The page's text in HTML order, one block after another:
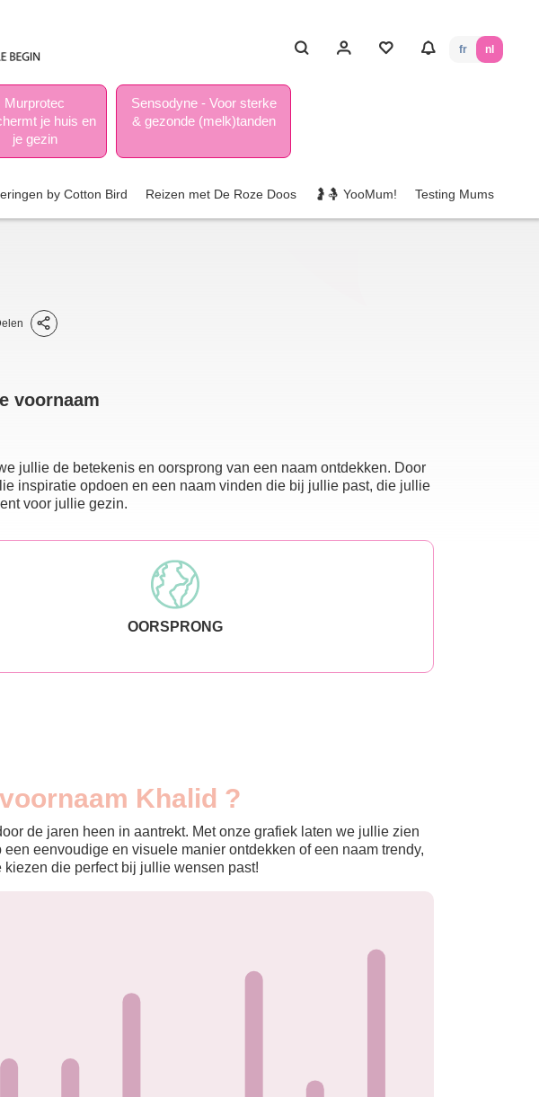
fr nl
Murprotec
je huis en
je gezin
Sensodyne - Voor sterke
& gezonde (melk)tanden
by Cotton Bird Reizen met De Roze Doos 🤰🤱 YooMum! Testing Mums
voornaam
jullie de betekenis en oorsprong van een naam ontdekken. Door
inspiratie opdoen en een naam vinden die bij jullie past, die jullie
voor jullie gezin.
OORSPRONG
Khalid ?
de jaren heen in aantrekt. Met onze grafiek laten we jullie zien
eenvoudige en visuele manier ontdekken of een naam trendy,
die perfect bij jullie wensen past!